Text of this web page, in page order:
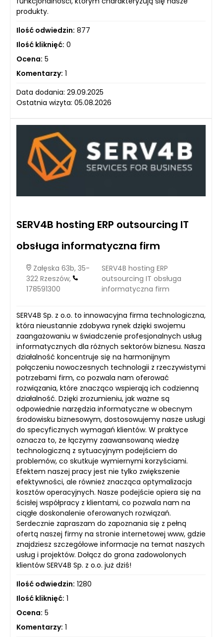
produkty.
Ilość odwiedzin: 877
Ilość kliknięć: 0
Ocena: 5
Komentarzy: 1
Data dodania: 29.09.2025
Ostatnia wizyta: 05.08.2026
SERV4B hosting ERP outsourcing IT
obsługa informatyczna firm
Załęska 63b, 35-
322 Rzeszów,
178591300
SERV4B hosting ERP
outsourcing IT obsługa
informatyczna firm
SERV4B Sp. z o.o. to innowacyjna firma technologiczna,
która nieustannie zdobywa rynek dzięki swojemu
zaangażowaniu w świadczenie profesjonalnych usług
informatycznych dla różnych sektorów biznesu. Nasza
działalność koncentruje się na harmonijnym
połączeniu nowoczesnych technologii z rzeczywistymi
potrzebami firm, co pozwala nam oferować
rozwiązania, które znacząco wspierają ich codzienną
działalność. Dzięki zrozumieniu, jak ważne są
odpowiednie narzędzia informatyczne w obecnym
środowisku biznesowym, dostosowujemy nasze usługi
do specyficznych wymagań klientów. W praktyce
oznacza to, że łączymy zaawansowaną wiedzę
technologiczną z sytuacyjnym podejściem do
problemów, co skutkuje wymiernymi korzyściami.
Efektem naszej pracy jest nie tylko zwiększenie
efektywności, ale również znacząca optymalizacja
kosztów operacyjnych. Nasze podejście opiera się na
ścisłej współpracy z klientami, co pozwala nam na
ciągłe doskonalenie oferowanych rozwiązań.
Serdecznie zapraszam do zapoznania się z pełną
ofertą naszej firmy na stronie internetowej www, gdzie
znajdziesz szczegółowe informacje na temat naszych
usług i projektów. Dołącz do grona zadowolonych
klientów SERV4B Sp. z o.o. już dziś!
Ilość odwiedzin: 1280
Ilość kliknięć: 1
Ocena: 5
Komentarzy: 1